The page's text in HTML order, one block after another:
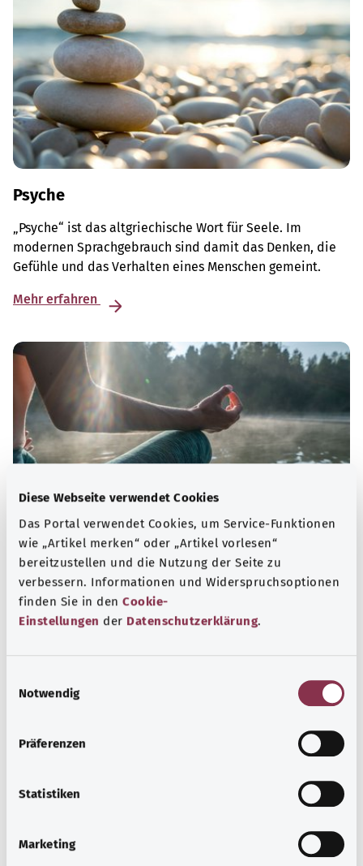
Diese Webseite verwendet Cookies
Das Portal verwendet Cookies, um Service-Funktionen
wie „Artikel merken“ oder „Artikel vorlesen“
bereitzustellen und die Nutzung der Seite zu
verbessern. Informationen und Widerspruchsoptionen
finden Sie in den Cookie-
Einstellungen der Datenschutzerklärung.
Notwendig
Präferenzen
Statistiken
Marketing
Psyche
„Psyche“ ist das altgriechische Wort für Seele. Im
modernen Sprachgebrauch sind damit das Denken, die
Gefühle und das Verhalten eines Menschen gemeint.
Mehr erfahren
Psyche und Wohlbefinden
Sport oder Meditation? Es gibt verschiedene
Maßnahmen Stress und Belastungen des Alltags zu
bewältigen, das eigene Wohbefinden zu steigern oder zur